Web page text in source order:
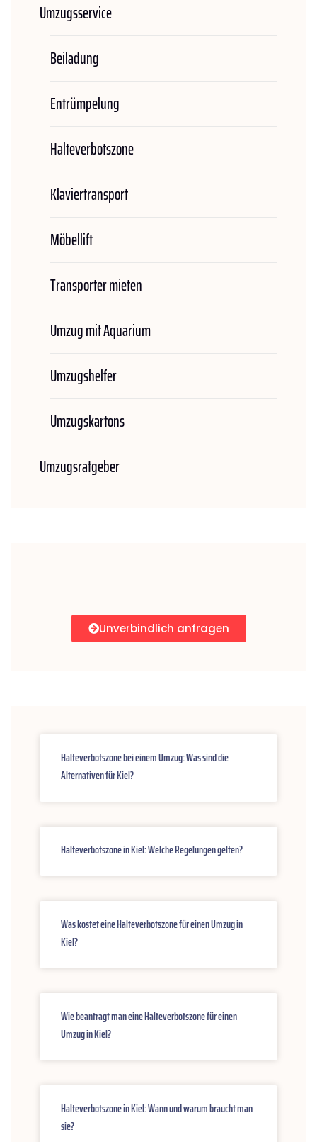
Umzugsservice
Beiladung
Entrümpelung
Halteverbotszone
Klaviertransport
Möbellift
Transporter mieten
Umzug mit Aquarium
Umzugshelfer
Umzugskartons
Umzugsratgeber
Unverbindlich anfragen
Halteverbotszone bei einem Umzug: Was sind die
Alternativen für Kiel?
Halteverbotszone in Kiel: Welche Regelungen gelten?
Was kostet eine Halteverbotszone für einen Umzug in
Kiel?
Wie beantragt man eine Halteverbotszone für einen
Umzug in Kiel?
Halteverbotszone in Kiel: Wann und warum braucht man
sie?